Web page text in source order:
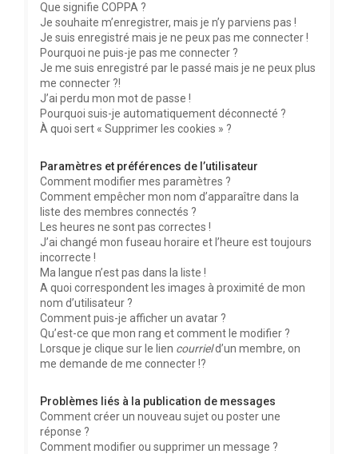
Que signifie COPPA ?
Je souhaite m’enregistrer, mais je n’y parviens pas !
Je suis enregistré mais je ne peux pas me connecter !
Pourquoi ne puis-je pas me connecter ?
Je me suis enregistré par le passé mais je ne peux plus
me connecter ?!
J’ai perdu mon mot de passe !
Pourquoi suis-je automatiquement déconnecté ?
À quoi sert « Supprimer les cookies » ?
Paramètres et préférences de l’utilisateur
Comment modifier mes paramètres ?
Comment empêcher mon nom d’apparaître dans la
liste des membres connectés ?
Les heures ne sont pas correctes !
J’ai changé mon fuseau horaire et l’heure est toujours
incorrecte !
Ma langue n’est pas dans la liste !
A quoi correspondent les images à proximité de mon
nom d’utilisateur ?
Comment puis-je afficher un avatar ?
Qu’est-ce que mon rang et comment le modifier ?
Lorsque je clique sur le lien courrield’un membre, on
me demande de me connecter !?
Problèmes liés à la publication de messages
Comment créer un nouveau sujet ou poster une
réponse ?
Comment modifier ou supprimer un message ?